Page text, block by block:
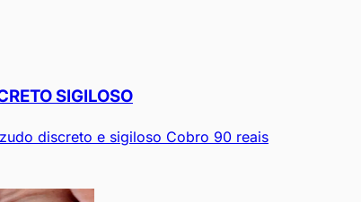
SIGILOSO
discreto e sigiloso Cobro 90 reais